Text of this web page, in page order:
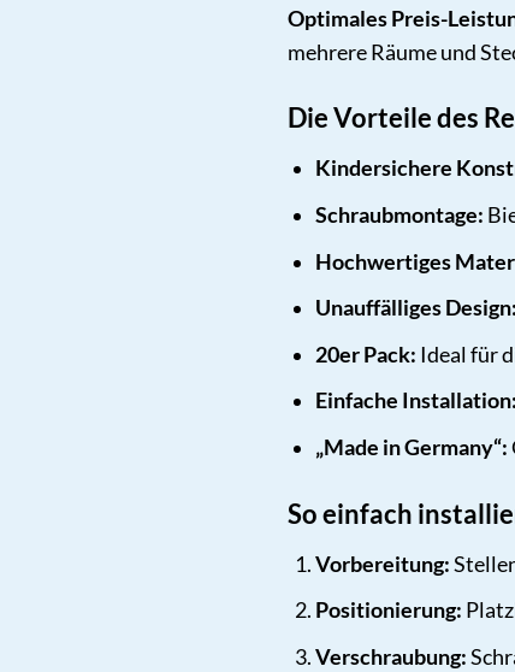
Optimales Preis-
mehrere Räume und
Die Vorteile des
Kindersichere
Schraubmontage:
Hochwertiges
Unauffälliges Design:
20er Pack: Ideal für
Einfache Installation:
„Made in Germany“:
So einfach
Vorbereitung:
Positionierung:
Verschraubung: